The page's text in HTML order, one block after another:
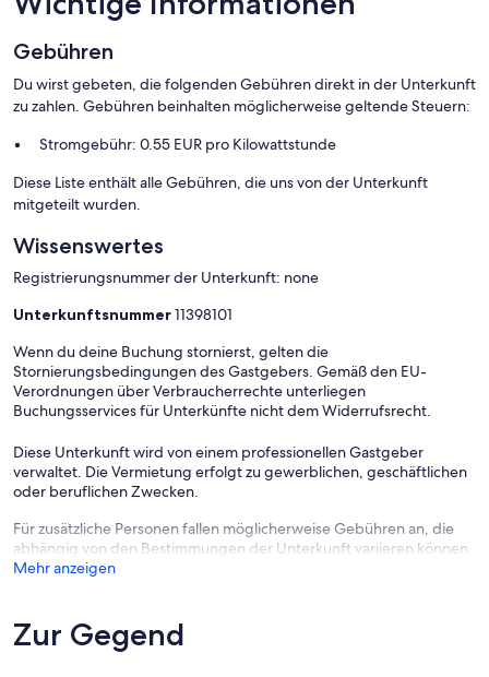
Gebühren
Du wirst gebeten, die folgenden Gebühren direkt in der Unterkunft
zu zahlen. Gebühren beinhalten möglicherweise geltende Steuern:
Stromgebühr: 0.55 EUR pro Kilowattstunde
Diese Liste enthält alle Gebühren, die uns von der Unterkunft
mitgeteilt wurden.
Wissenswertes
Registrierungsnummer der Unterkunft: none
Unterkunftsnummer11398101
Wenn du deine Buchung stornierst, gelten die
Stornierungsbedingungen des Gastgebers. Gemäß den EU-
Verordnungen über Verbraucherrechte unterliegen
Buchungsservices für Unterkünfte nicht dem Widerrufsrecht.
Diese Unterkunft wird von einem professionellen Gastgeber
verwaltet. Die Vermietung erfolgt zu gewerblichen, geschäftlichen
oder beruflichen Zwecken.
Für zusätzliche Personen fallen möglicherweise Gebühren an, die
abhängig von den Bestimmungen der Unterkunft variieren können.
Mehr anzeigen
Zur Gegend